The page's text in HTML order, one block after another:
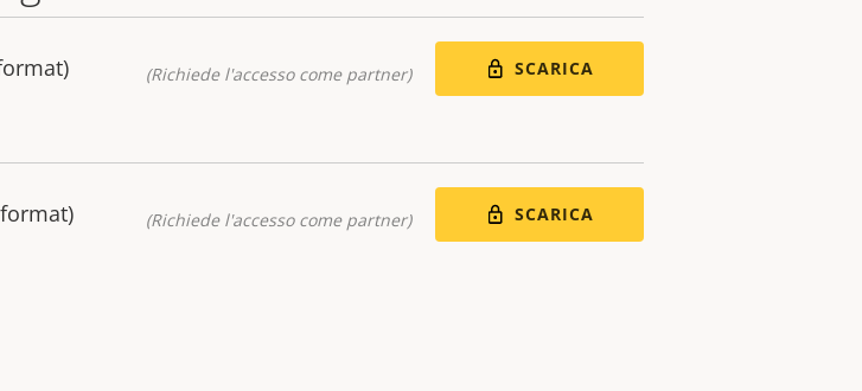
(Richiede l'accesso come partner) SCARICA
format) (Richiede l'accesso come partner) SCARICA